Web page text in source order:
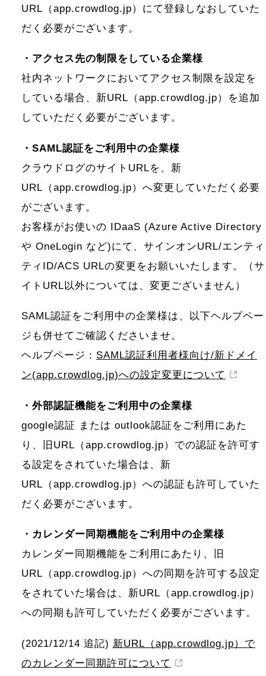
URL（app.crowdlog.jp）にて登録しなおしていた
だく必要がございます。
・アクセス先の制限をしている企業様
社内ネットワークにおいてアクセス制限を設定を
している場合、新URL（app.crowdlog.jp）を追加
していただく必要がございます。
・SAML認証をご利用中の企業様
クラウドログのサイトURLを、新
URL（app.crowdlog.jp）へ変更していただく必要
がございます。
お客様がお使いの IDaaS (Azure Active Directory
や OneLogin など)にて、サインオンURL/エンティ
ティID/ACS URLの変更をお願いいたします。（サ
イトURL以外については、変更ございません）
SAML認証をご利用中の企業様は、以下ヘルプペー
ジも併せてご確認くださいませ。
ヘルプページ： SAML認証利用者様向け/新ドメイ
ン(app.crowdlog.jp)への設定変更について
・外部認証機能をご利用中の企業様
google認証 または outlook認証をご利用にあた
り、旧URL（app.crowdlog.jp）での認証を許可す
る設定をされていた場合は、新
URL（app.crowdlog.jp）への認証も許可していた
だく必要がございます。
・カレンダー同期機能をご利用中の企業様
カレンダー同期機能をご利用にあたり、旧
URL（app.crowdlog.jp）への同期を許可する設定
をされていた場合は、新URL（app.crowdlog.jp）
への同期も許可していただく必要がございます。
(2021/12/14 追記) 新URL（app.crowdlog.jp）で
のカレンダー同期許可について